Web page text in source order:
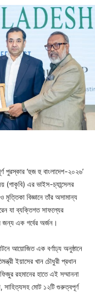
পুরস্কার ‘হুজ হু বাংলাদেশ-২০২৬’
(গাকৃবি) এর ভাইস-চ্যান্সেলর
বিজ্ঞানে তাঁর অসামান্য
যা ব্যক্তিগত সাফল্যের
জন্য এক গর্বের অর্জন।
আয়োজিত এক বর্ণাঢ্য অনুষ্ঠানে
ইয়াসের খান চৌধুরী প্রধান
রহমানের হাতে এই সম্মাননা
সাহিত্যসহ মোট ১২টি গুরুত্বপূর্ণ